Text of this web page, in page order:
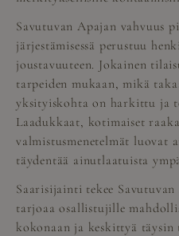
Savutuvan Apajan vahvuus
järjestämisessä perustuu
joustavuuteen. Jokainen
tarpeiden mukaan, mikä
yksityiskohta on harkittu ja
Laadukkaat, kotimaiset
valmistusmenetelmät luovat
täydentää ainutlaatuista
Saarisijainti tekee
tarjoaa osallistujille
kokonaan ja keskittyä täysin